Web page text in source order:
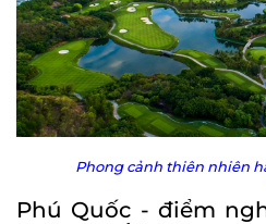
Phong cảnh thiên nhiên
Phú Quốc - điểm